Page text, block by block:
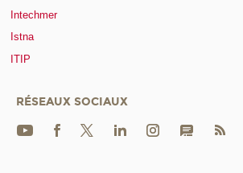
Intechmer
Istna
ITIP
RÉSEAUX SOCIAUX